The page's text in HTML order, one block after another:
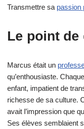
Transmettre sa passion
Le point de
Marcus était un
qu’enthousiaste.
enfant, impatient de
richesse de sa culture.
avait l’impression que
Ses élèves semblaient